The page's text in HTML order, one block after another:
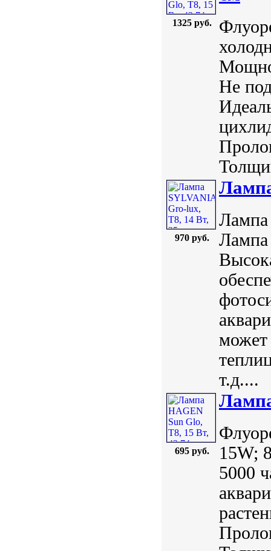
1325 руб.
Не
970 руб.
Лампа
Лампа
может
т.д....
695 руб.
15W;
5000